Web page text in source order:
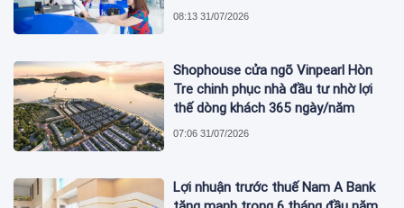
08:13 31/07/2026
Shophouse cửa ngõ Vinpearl Hòn
Tre chinh phục nhà đầu tư nhờ lợi
thế dòng khách 365 ngày/năm
07:06 31/07/2026
Lợi nhuận trước thuế Nam A Bank